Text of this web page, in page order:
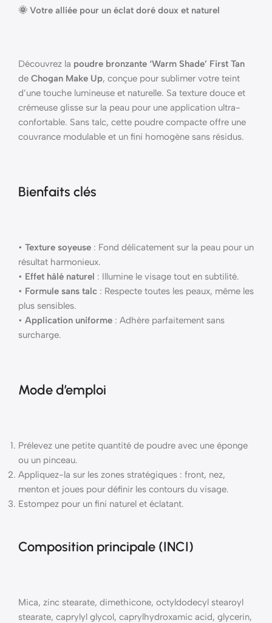
🌞 Votre alliée pour un éclat doré doux et naturel
Découvrez la poudre bronzante ‘Warm Shade’ First Tan
de Chogan Make Up, conçue pour sublimer votre teint
d’une touche lumineuse et naturelle. Sa texture douce et
crémeuse glisse sur la peau pour une application ultra-
confortable. Sans talc, cette poudre compacte offre une
couvrance modulable et un fini homogène sans résidus.
Bienfaits clés
• Texture soyeuse : Fond délicatement sur la peau pour un
résultat harmonieux.
• Effet hâlé naturel : Illumine le visage tout en subtilité.
• Formule sans talc : Respecte toutes les peaux, même les
plus sensibles.
• Application uniforme : Adhère parfaitement sans
surcharge.
Mode d’emploi
Prélevez une petite quantité de poudre avec une éponge
ou un pinceau.
Appliquez-la sur les zones stratégiques : front, nez,
menton et joues pour définir les contours du visage.
Estompez pour un fini naturel et éclatant.
Composition principale (INCI)
Mica, zinc stearate, dimethicone, octyldodecyl stearoyl
stearate, caprylyl glycol, caprylhydroxamic acid, glycerin,